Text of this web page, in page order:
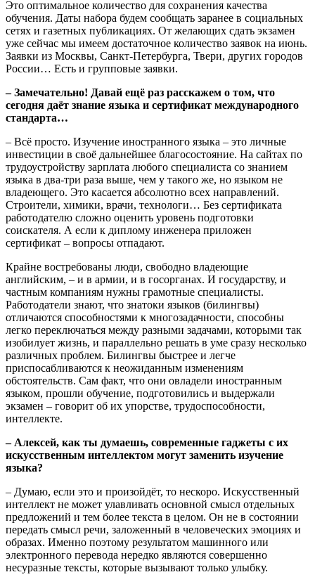
Это оптимальное количество для сохранения качества
обучения. Даты набора будем сообщать заранее в социальных
сетях и газетных публикациях. От желающих сдать экзамен
уже сейчас мы имеем достаточное количество заявок на июнь.
Заявки из Москвы, Санкт-Петербурга, Твери, других городов
России… Есть и групповые заявки.
– Замечательно! Давай ещё раз расскажем о том, что
сегодня даёт знание языка и сертификат международного
стандарта…
– Всё просто. Изучение иностранного языка – это личные
инвестиции в своё дальнейшее благосостояние. На сайтах по
трудоустройству зарплата любого специалиста со знанием
языка в два-три раза выше, чем у такого же, но языком не
владеющего. Это касается абсолютно всех направлений.
Строители, химики, врачи, технологи… Без сертификата
работодателю сложно оценить уровень подготовки
соискателя. А если к диплому инженера приложен
сертификат – вопросы отпадают.
Крайне востребованы люди, свободно владеющие
английским, – и в армии, и в госорганах. И государству, и
частным компаниям нужны грамотные специалисты.
Работодатели знают, что знатоки языков (билингвы)
отличаются способностями к многозадачности, способны
легко переключаться между разными задачами, которыми так
изобилует жизнь, и параллельно решать в уме сразу несколько
различных проблем. Билингвы быстрее и легче
приспосабливаются к неожиданным изменениям
обстоятельств. Сам факт, что они овладели иностранным
языком, прошли обучение, подготовились и выдержали
экзамен – говорит об их упорстве, трудоспособности,
интеллекте.
– Алексей, как ты думаешь, современные гаджеты с их
искусственным интеллектом могут заменить изучение
языка?
– Думаю, если это и произойдёт, то нескоро. Искусственный
интеллект не может улавливать основной смысл отдельных
предложений и тем более текста в целом. Он не в состоянии
передать смысл речи, заложенный в человеческих эмоциях и
образах. Именно поэтому результатом машинного или
электронного перевода нередко являются совершенно
несуразные тексты, которые вызывают только улыбку.